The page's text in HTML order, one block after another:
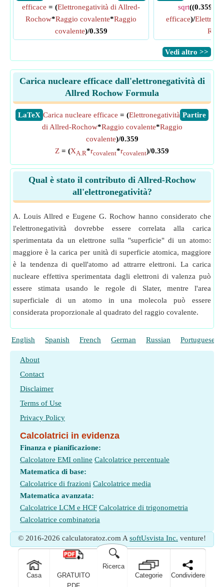
efficace = (Elettronegatività di Allred-
Rochow*Raggio covalente*Raggio
covalente)/0.359
sqrt((0.359*
efficace)/
​Vedi altro >>
Carica nucleare efficace dall'elettronegatività di
Allred Rochow Formula
​LaTeX ​Partire
Carica nucleare efficace = (Elettronegatività
di Allred-Rochow*Raggio covalente*Raggio
covalente)/0.359
Z = (XA.R*rcovalent*rcovalent)/0.359
Qual è stato il contributo di Allred-Rochow
all'elettronegatività?
A. Louis Allred e Eugene G. Rochow hanno considerato che
l'elettronegatività dovrebbe essere correlata alla carica
sperimentata da un elettrone sulla "superficie" di un atomo:
maggiore è la carica per unità di superficie atomica, maggiore
è la tendenza di quell'atomo ad attrarre elettroni. La carica
nucleare effettiva sperimentata dagli elettroni di valenza può
essere stimata usando le regole di Slater, mentre l'area
superficiale di un atomo in una molecola può essere
considerata proporzionale al quadrato del raggio covalente.
English Spanish French German Russian Portuguese
About
Contact
Disclaimer
Terms of Use
Privacy Policy
Calcolatrici in evidenza
Finanza e pianificazione:
Calcolatore EMI online Calcolatrice percentuale
Matematica di base:
Calcolatrice di frazioni Calcolatrice media
Matematica avanzata:
Calcolatrice LCM e HCF Calcolatrice di trigonometria
Calcolatrice combinatoria
© 2016-2026 calculatoratoz.com A softUsvista Inc. venture!
Casa
GRATUITO
🔍
Ricerca
Categorie
Condividere